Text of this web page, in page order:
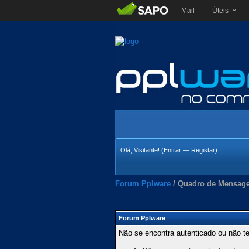
Mail Úteis
Olá, Visitante! (Entrar — Registar)
Forum Pplware / Quadro de
Forum Pplware
Não se encontra autenticado ou não